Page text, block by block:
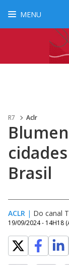
MENU
R7 Aclr
Brasil
ACLR | Do canal
19/09/2024 - 14H18